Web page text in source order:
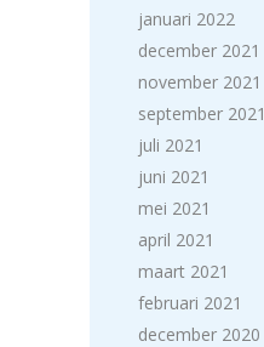
januari 2022
december 2021
november 2021
september 2021
juli 2021
juni 2021
mei 2021
april 2021
maart 2021
februari 2021
december 2020